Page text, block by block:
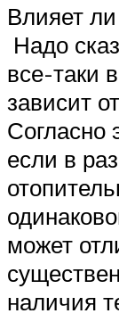
Влияет
Надо
все-таки
зависит
Согласно
если в
может
наличия